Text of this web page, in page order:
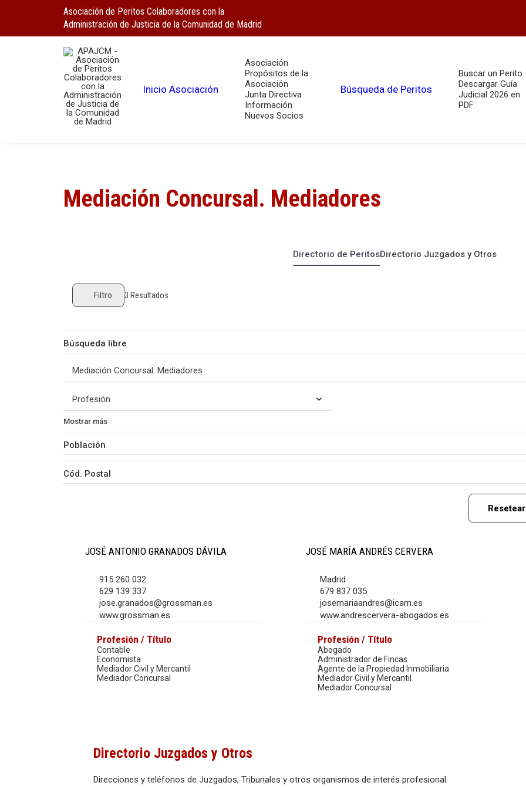
Asociación de Peritos Colaboradores con la
Administración de Justicia de la Comunidad de Madrid
Inicio Asociación
Asociación
Propósitos de la
Asociación
Junta Directiva
Información
Nuevos Socios
Búsqueda de Peritos
Buscar un Perito
Descargar Guía
Judicial 2026 en
PDF
Mediación Concursal. Mediadores
Directorio de PeritosDirectorio Juzgados y Otros
Filtro 3 Resultados
Mostrar más
JOSÉ ANTONIO GRANADOS DÁVILA
915 260 032
629 139 337
jose.granados@grossman.es
www.grossman.es
Profesión / Título
Contable
Economista
Mediador Civil y Mercantil
Mediador Concursal
JOSÉ MARÍA ANDRÉS CERVERA
Madrid
679 837 035
josemariaandres@icam.es
www.andrescervera-abogados.es
Profesión / Título
Abogado
Administrador de Fincas
Agente de la Propiedad Inmobiliaria
Mediador Civil y Mercantil
Mediador Concursal
Directorio Juzgados y Otros
Direcciones y teléfonos de Juzgados, Tribunales y otros organismos de interés profesional.